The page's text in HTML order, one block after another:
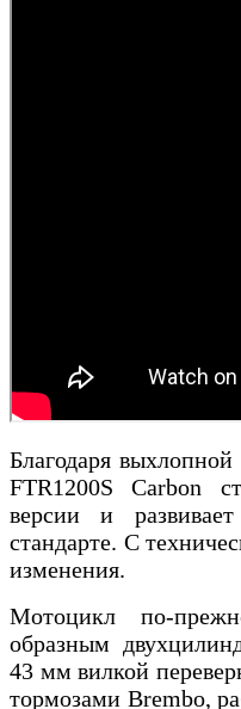
Благодаря
FTR1200S Carbon
версии и
стандарте. С
изменения.
Мотоцикл по-
образным
43 мм вилкой
тормозами Brembo,